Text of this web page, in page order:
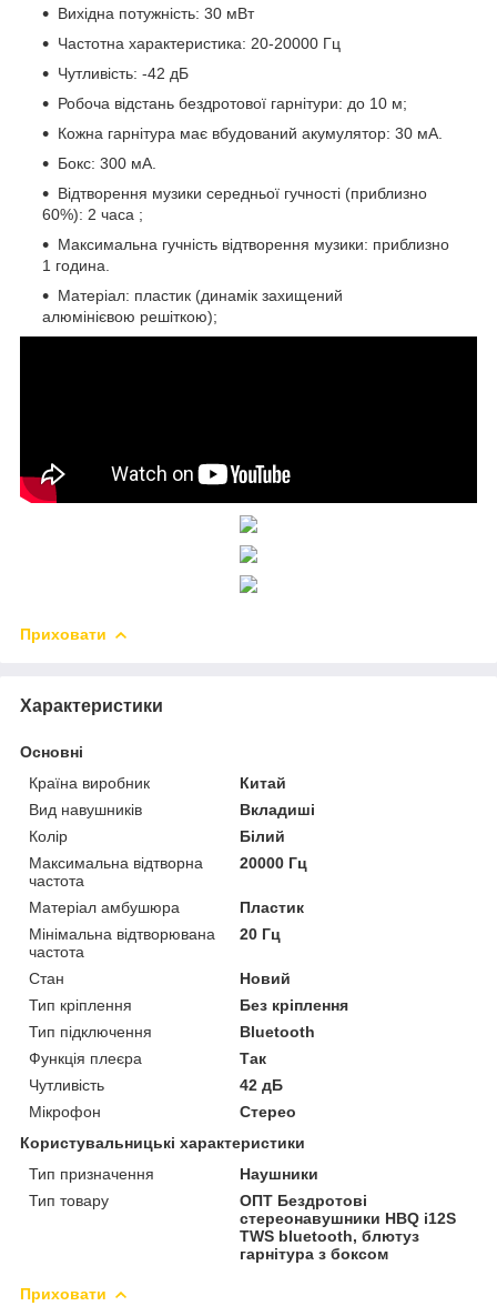
Вихідна потужність: 30 мВт
Частотна характеристика: 20-20000 Гц
Чутливість: -42 дБ
Робоча відстань бездротової гарнітури: до 10 м;
Кожна гарнітура має вбудований акумулятор: 30 мА.
Бокс: 300 мА.
Відтворення музики середньої гучності (приблизно
60%): 2 часа ;
Максимальна гучність відтворення музики: приблизно
1 година.
Матеріал: пластик (динамік захищений
алюмінієвою решіткою);
Приховати
Характеристики
Основні
Країна виробник
Китай
Вид навушників
Вкладиші
Колір
Білий
Максимальна відтворна
частота
20000 Гц
Матеріал амбушюра
Пластик
Мінімальна відтворювана
частота
20 Гц
Стан
Новий
Тип кріплення
Без кріплення
Тип підключення
Bluetooth
Функція плеєра
Так
Чутливість
42 дБ
Мікрофон
Стерео
Користувальницькі характеристики
Тип призначення
Наушники
Тип товару
ОПТ Бездротові
стереонавушники HBQ i12S
TWS bluetooth, блютуз
гарнітура з боксом
Приховати